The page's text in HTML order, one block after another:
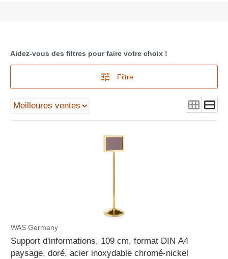
Aidez-vous des filtres pour faire votre choix !
Filtre
WAS Germany
Support d'informations, 109 cm, format DIN A4
paysage, doré, acier inoxydable chromé-nickel